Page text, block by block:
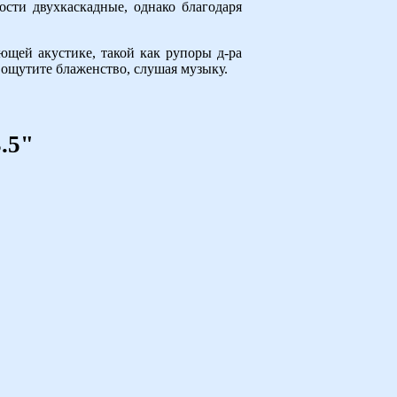
двухкаскадные, однако благодаря
акустике, такой как рупоры д-ра
блаженство, слушая музыку.